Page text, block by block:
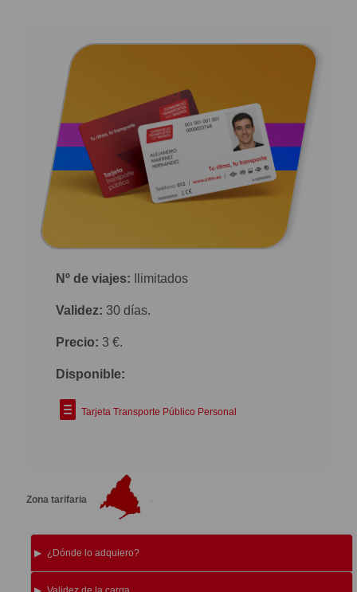
Nº de viajes: Ilimitados
Validez: 30 días.
Precio: 3 €.
Disponible:
Tarjeta Transporte Público Personal
Zona tarifaria
¿Dónde lo adquiero?